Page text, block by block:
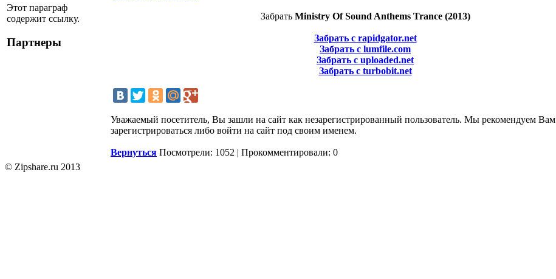
Этот параграф
содержит ссылку.
Партнеры
Забрать Ministry Of Sound Anthems Trance (2013)
Забрать с rapidgator.net
Забрать с lumfile.com
Забрать с uploaded.net
Забрать с turbobit.net
Уважаемый посетитель, Вы зашли на сайт как незарегистрированный пользователь. Мы рекомендуем Вам
зарегистрироваться либо войти на сайт под своим именем.
Вернуться Посмотрели: 1052 | Прокомментировали: 0
© Zipshare.ru 2013